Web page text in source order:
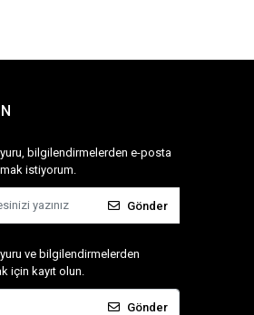
bilgilendirmelerden e-posta
istiyorum.
Gönder
ve bilgilendirmelerden
için kayıt olun.
Gönder